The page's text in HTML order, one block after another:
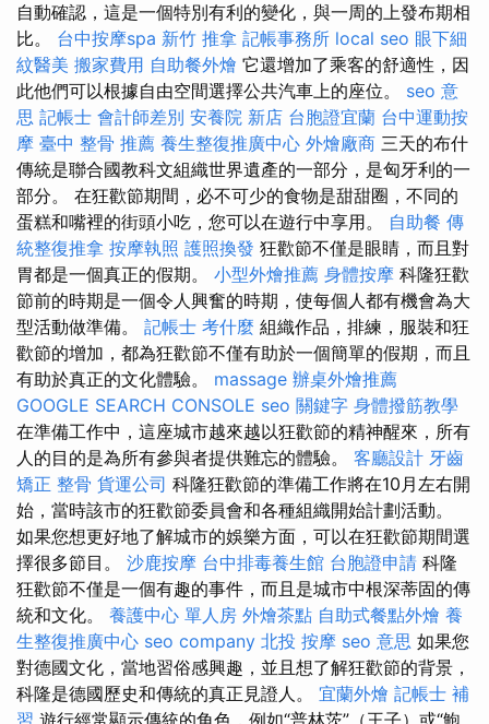
自動確認，這是一個特別有利的變化，與一周的上發布期相
比。 台中按摩spa 新竹 推拿 記帳事務所 local seo 眼下細
紋醫美 搬家費用 自助餐外燴 它還增加了乘客的舒適性，因
此他們可以根據自由空間選擇公共汽車上的座位。 seo 意
思 記帳士 會計師差別 安養院 新店 台胞證宜蘭 台中運動按
摩 臺中 整骨 推薦 養生整復推廣中心 外燴廠商 三天的布什
傳統是聯合國教科文組織世界遺產的一部分，是匈牙利的一
部分。 在狂歡節期間，必不可少的食物是甜甜圈，不同的
蛋糕和嘴裡的​​街頭小吃，您可以在遊行中享用。 自助餐 傳
統整復推拿 按摩執照 護照換發 狂歡節不僅是眼睛，而且對
胃都是一個真正的假期。 小型外燴推薦 身體按摩 科隆狂歡
節前的時期是一個令人興奮的時期，使每個人都有機會為大
型活動做準備。 記帳士 考什麼 組織作品，排練，服裝和狂
歡節的增加，都為狂歡節不僅有助於一個簡單的假期，而且
有助於真正的文化體驗。 massage 辦桌外燴推薦
GOOGLE SEARCH CONSOLE seo 關鍵字 身體撥筋教學
在準備工作中，這座城市越來越以狂歡節的精神醒來，所有
人的目的是為所有參與者提供難忘的體驗。 客廳設計 牙齒
矯正 整骨 貨運公司 科隆狂歡節的準備工作將在10月左右開
始，當時該市的狂歡節委員會和各種組織開始計劃活動。
如果您想更好地了解城市的娛樂方面，可以在狂歡節期間選
擇很多節目。 沙鹿按摩 台中排毒養生館 台胞證申請 科隆
狂歡節不僅是一個有趣的事件，而且是城市中根深蒂固的傳
統和文化。 養護中心 單人房 外燴茶點 自助式餐點外燴 養
生整復推廣中心 seo company 北投 按摩 seo 意思 如果您
對德國文化，當地習俗感興趣，並且想了解狂歡節的背景，
科隆是德國歷史和傳統的真正見證人。 宜蘭外燴 記帳士 補
習 遊行經常顯示傳統的角色，例如“普林茨”（王子）或“鮑